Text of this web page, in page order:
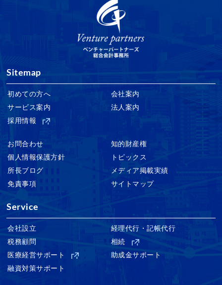
Sitemap
初めての方へ
会社案内
サービス案内
法人案内
採用情報
お問合わせ
知的財産権
個人情報保護方針
トピックス
所長ブログ
メディア掲載実績
免責事項
サイトマップ
Service
会社設立
経理代行・記帳代行
税務顧問
相続
医療経営サポート
助成金サポート
融資対策サポート